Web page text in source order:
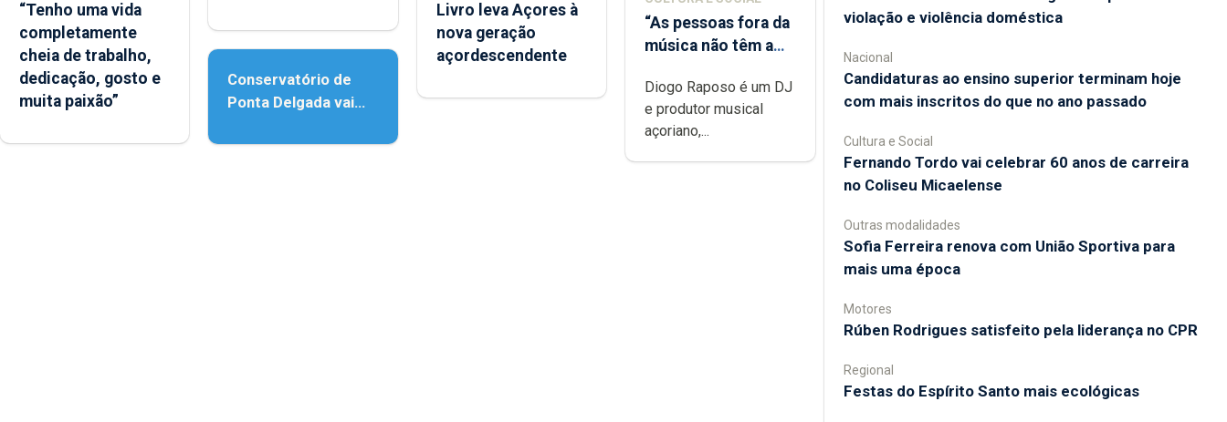
“Tenho uma vida
completamente
cheia de trabalho,
dedicação, gosto e
muita paixão”
acessibilidade
Conservatório de
Ponta Delgada vai
instrumentos
Livro leva Açores à
nova geração
açordescendente
“As pessoas fora da
música não têm a
difícil é produzir
uma música”
Diogo Raposo é um DJ
e produtor musical
açoriano,...
violação e violência doméstica
Nacional
Candidaturas ao ensino superior terminam hoje
com mais inscritos do que no ano passado
Cultura e Social
Fernando Tordo vai celebrar 60 anos de carreira
no Coliseu Micaelense
Outras modalidades
Sofia Ferreira renova com União Sportiva para
mais uma época
Motores
Rúben Rodrigues satisfeito pela liderança no CPR
Regional
Festas do Espírito Santo mais ecológicas